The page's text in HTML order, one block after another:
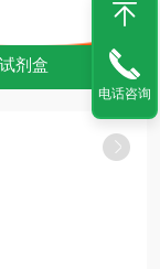
剂盒
电话咨询